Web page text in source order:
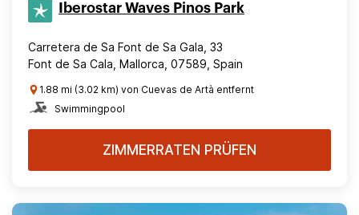
Iberostar Waves Pinos Park
Carretera de Sa Font de Sa Gala, 33
Font de Sa Cala, Mallorca, 07589, Spain
1.88 mi (3.02 km) von Cuevas de Artà entfernt
Swimmingpool
ZIMMERRATEN PRÜFEN